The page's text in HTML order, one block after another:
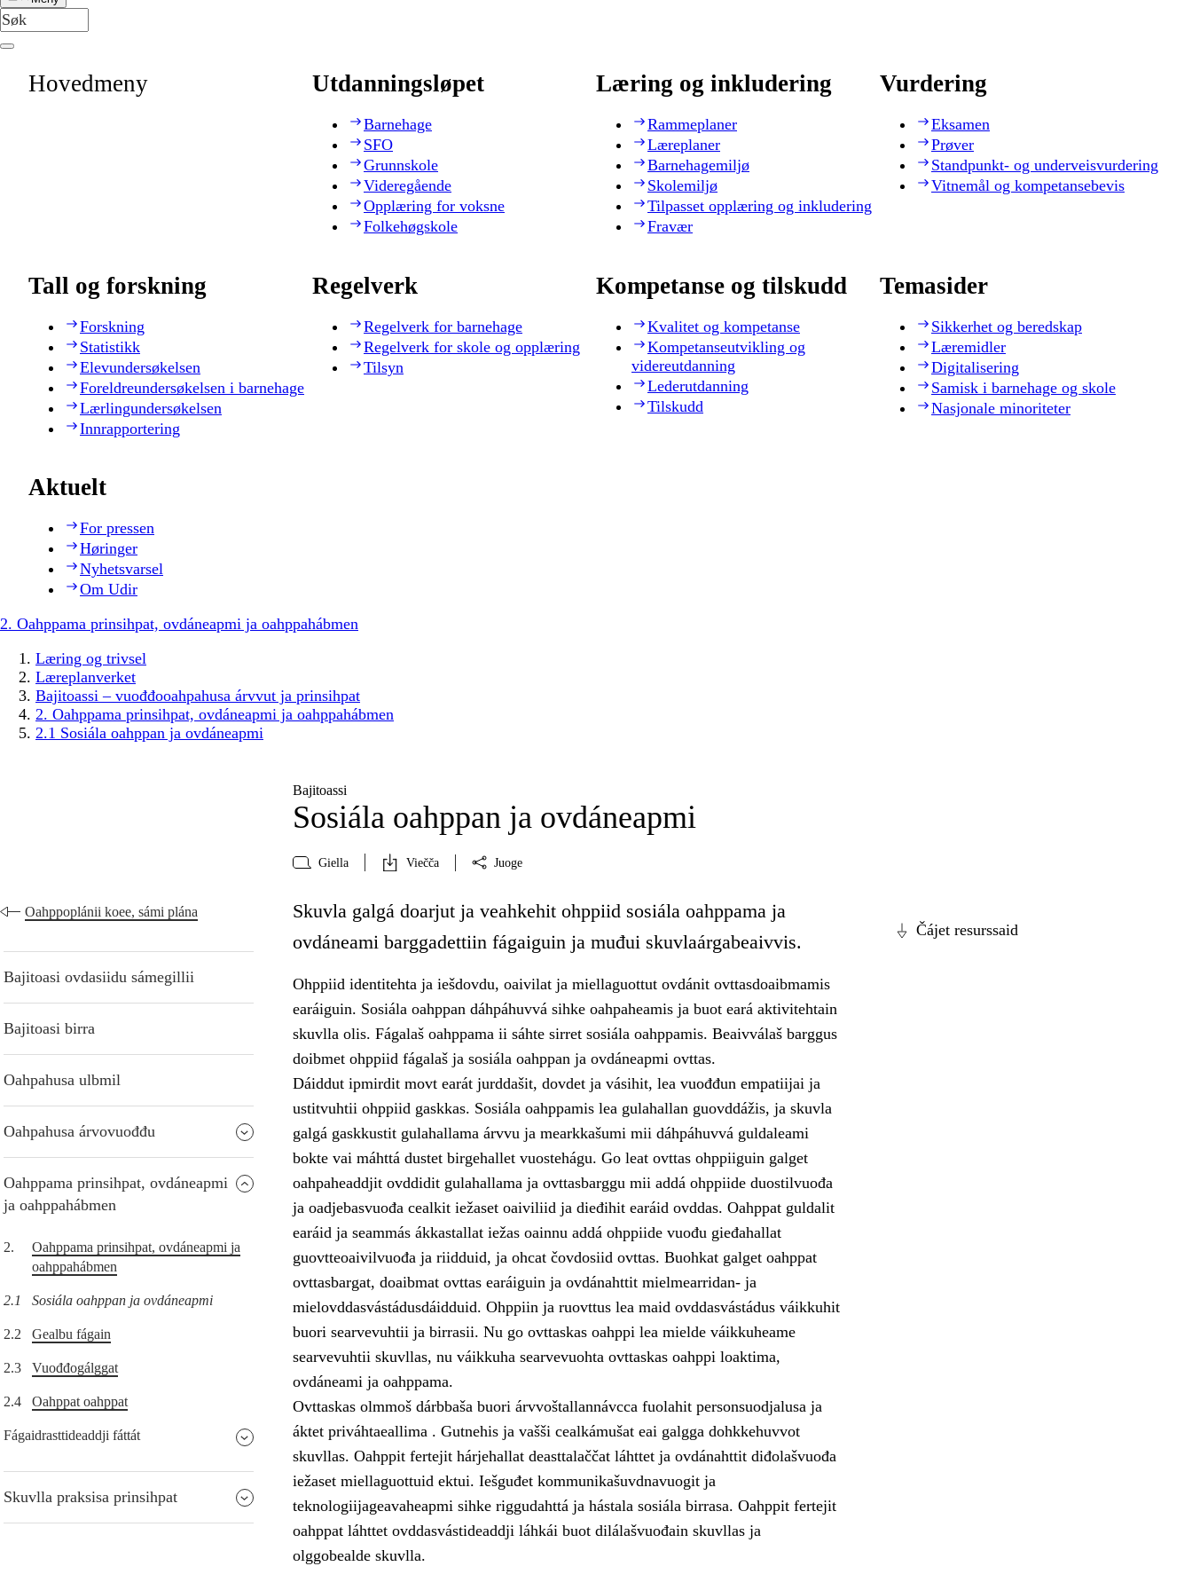
Hovedmeny Utdanningsløpet
Barnehage
SFO
Grunnskole
Videregående
Opplæring for voksne
Folkehøgskole
Læring og inkludering
Rammeplaner
Læreplaner
Barnehagemiljø
Skolemiljø
Tilpasset opplæring og inkludering
Fravær
Vurdering
Eksamen
Prøver
Standpunkt- og underveisvurdering
Vitnemål og kompetansebevis
Tall og forskning
Forskning
Statistikk
Elevundersøkelsen
Foreldreundersøkelsen i barnehage
Lærlingundersøkelsen
Innrapportering
Regelverk
Regelverk for barnehage
Regelverk for skole og opplæring
Tilsyn
Kompetanse og tilskudd
Kvalitet og kompetanse
Kompetanseutvikling og
videreutdanning
Lederutdanning
Tilskudd
Temasider
Sikkerhet og beredskap
Læremidler
Digitalisering
Samisk i barnehage og skole
Nasjonale minoriteter
Aktuelt
For pressen
Høringer
Nyhetsvarsel
Om Udir
2. Oahppama prinsihpat, ovdáneapmi ja oahppahábmen
Læring og trivsel
Læreplanverket
Bajitoassi – vuođđooahpahusa árvvut ja prinsihpat
2. Oahppama prinsihpat, ovdáneapmi ja oahppahábmen
2.1 Sosiála oahppan ja ovdáneapmi
Bajitoassi
Sosiála oahppan ja ovdáneapmi
Giella Viečča Juoge
Oahppoplánii koee, sámi plána
Bajitoasi ovdasiidu sámegillii
Bajitoasi birra
Oahpahusa ulbmil
Oahpahusa árvovuođđu
Oahppama prinsihpat, ovdáneapmi
ja oahppahábmen
2.
Oahppama prinsihpat, ovdáneapmi ja
oahppahábmen
2.1 Sosiála oahppan ja ovdáneapmi
2.2 Gealbu fágain
2.3 Vuođđogálggat
2.4 Oahppat oahppat
Fágaidrasttideaddji fáttát
Skuvlla praksisa prinsihpat
Čájet resurssaid
Skuvla galgá doarjut ja veahkehit ohppiid sosiála oahppama ja
ovdáneami barggadettiin fágaiguin ja muđui skuvlaárgabeaivvis.
Ohppiid identitehta ja iešdovdu, oaivilat ja miellaguottut ovdánit ovttasdoaibmamis
earáiguin. Sosiála oahppan dáhpáhuvvá sihke oahpaheamis ja buot eará aktivitehtain
skuvlla olis. Fágalaš oahppama ii sáhte sirret sosiála oahppamis. Beaivválaš barggus
doibmet ohppiid fágalaš ja sosiála oahppan ja ovdáneapmi ovttas.
Dáiddut ipmirdit movt earát jurddašit, dovdet ja vásihit, lea vuođđun empatiijai ja
ustitvuhtii ohppiid gaskkas. Sosiála oahppamis lea gulahallan guovddážis, ja skuvla
galgá gaskkustit gulahallama árvvu ja mearkkašumi mii dáhpáhuvvá guldaleami
bokte vai máhttá dustet birgehallet vuostehágu. Go leat ovttas ohppiiguin galget
oahpaheaddjit ovddidit gulahallama ja ovttasbarggu mii addá ohppiide duostilvuođa
ja oadjebasvuođa cealkit iežaset oaiviliid ja dieđihit earáid ovddas. Oahppat guldalit
earáid ja seammás ákkastallat iežas oainnu addá ohppiide vuođu gieđahallat
guovtteoaivilvuođa ja riidduid, ja ohcat čovdosiid ovttas. Buohkat galget oahppat
ovttasbargat, doaibmat ovttas earáiguin ja ovdánahttit mielmearridan- ja
mielovddasvástádusdáidduid. Ohppiin ja ruovttus lea maid ovddasvástádus váikkuhit
buori searvevuhtii ja birrasii. Nu go ovttaskas oahppi lea mielde váikkuheame
searvevuhtii skuvllas, nu váikkuha searvevuohta ovttaskas oahppi loaktima,
ovdáneami ja oahppama.
Ovttaskas olmmoš dárbbaša buori árvvoštallannávcca fuolahit personsuodjalusa ja
áktet priváhtaeallima . Gutnehis ja vašši cealkámušat eai galgga dohkkehuvvot
skuvllas. Oahppit fertejit hárjehallat deasttalaččat láhttet ja ovdánahttit diđolašvuođa
iežaset miellaguottuid ektui. Iešguđet kommunikašuvdnavuogit ja
teknologiijageavaheapmi sihke riggudahttá ja hástala sosiála birrasa. Oahppit fertejit
oahppat láhttet ovddasvástideaddji láhkái buot dilálašvuođain skuvllas ja
olggobealde skuvlla.